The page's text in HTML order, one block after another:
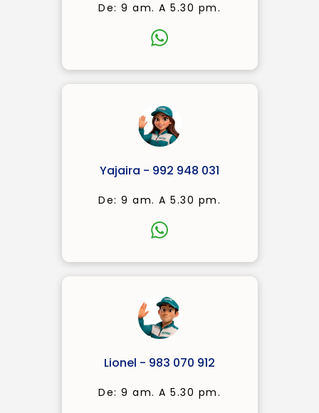
De: 9 am. A 5.30 pm.
Yajaira - 992 948 031
De: 9 am. A 5.30 pm.
Lionel - 983 070 912
De: 9 am. A 5.30 pm.